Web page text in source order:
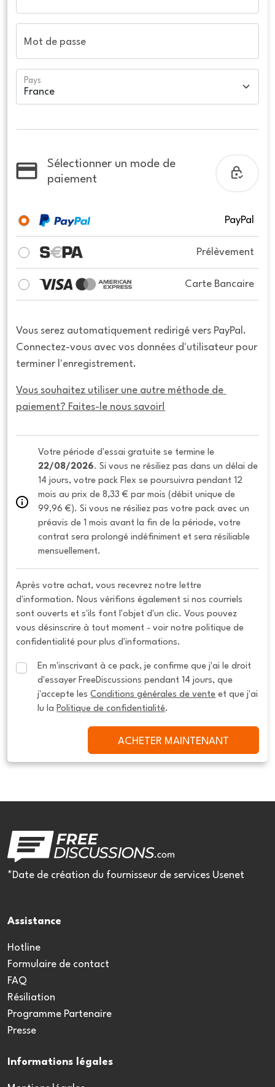
Mot de passe
Pays
Sélectionner un mode de
paiement
PayPal
Prélèvement
Carte Bancaire
Vous serez automatiquement redirigé vers PayPal.
Connectez-vous avec vos données d'utilisateur pour
terminer l'enregistrement.
Vous souhaitez utiliser une autre méthode de
paiement? Faites-le nous savoir!
22/08/2026. Si vous ne résiliez pas dans un délai de
14 jours, votre pack Flex se poursuivra pendant 12
mois au prix de 8,33 € par mois (débit unique de
99,96 €). Si vous ne résiliez pas votre pack avec un
préavis de 1 mois avant la fin de la période, votre
contrat sera prolongé indéfiniment et sera résiliable
mensuellement.
Après votre achat, vous recevrez notre lettre
d'information. Nous vérifions également si nos courriels
sont ouverts et s'ils font l'objet d'un clic. Vous pouvez
vous désinscrire à tout moment - voir notre politique de
confidentialité pour plus d'informations.
En m'inscrivant à ce pack, je confirme que j'ai le droit
d'essayer FreeDiscussions pendant 14 jours, que
j'accepte les Conditions générales de vente et que j'ai
lu la Politique de confidentialité.
ACHETER MAINTENANT
*Date de création du fournisseur de services Usenet
Assistance
Hotline
Formulaire de contact
FAQ
Résiliation
Programme Partenaire
Presse
Informations légales